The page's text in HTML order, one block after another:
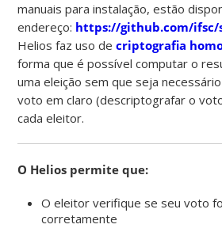
manuais para instalação, estão
endereço: https://github.com/ifsc/
Helios faz uso decriptografia
forma que é possível computar o
uma eleição sem que seja
voto em claro (descriptografar o
cada eleitor.
O Helios permite que:
O eleitor verifique se seu voto
corretamente